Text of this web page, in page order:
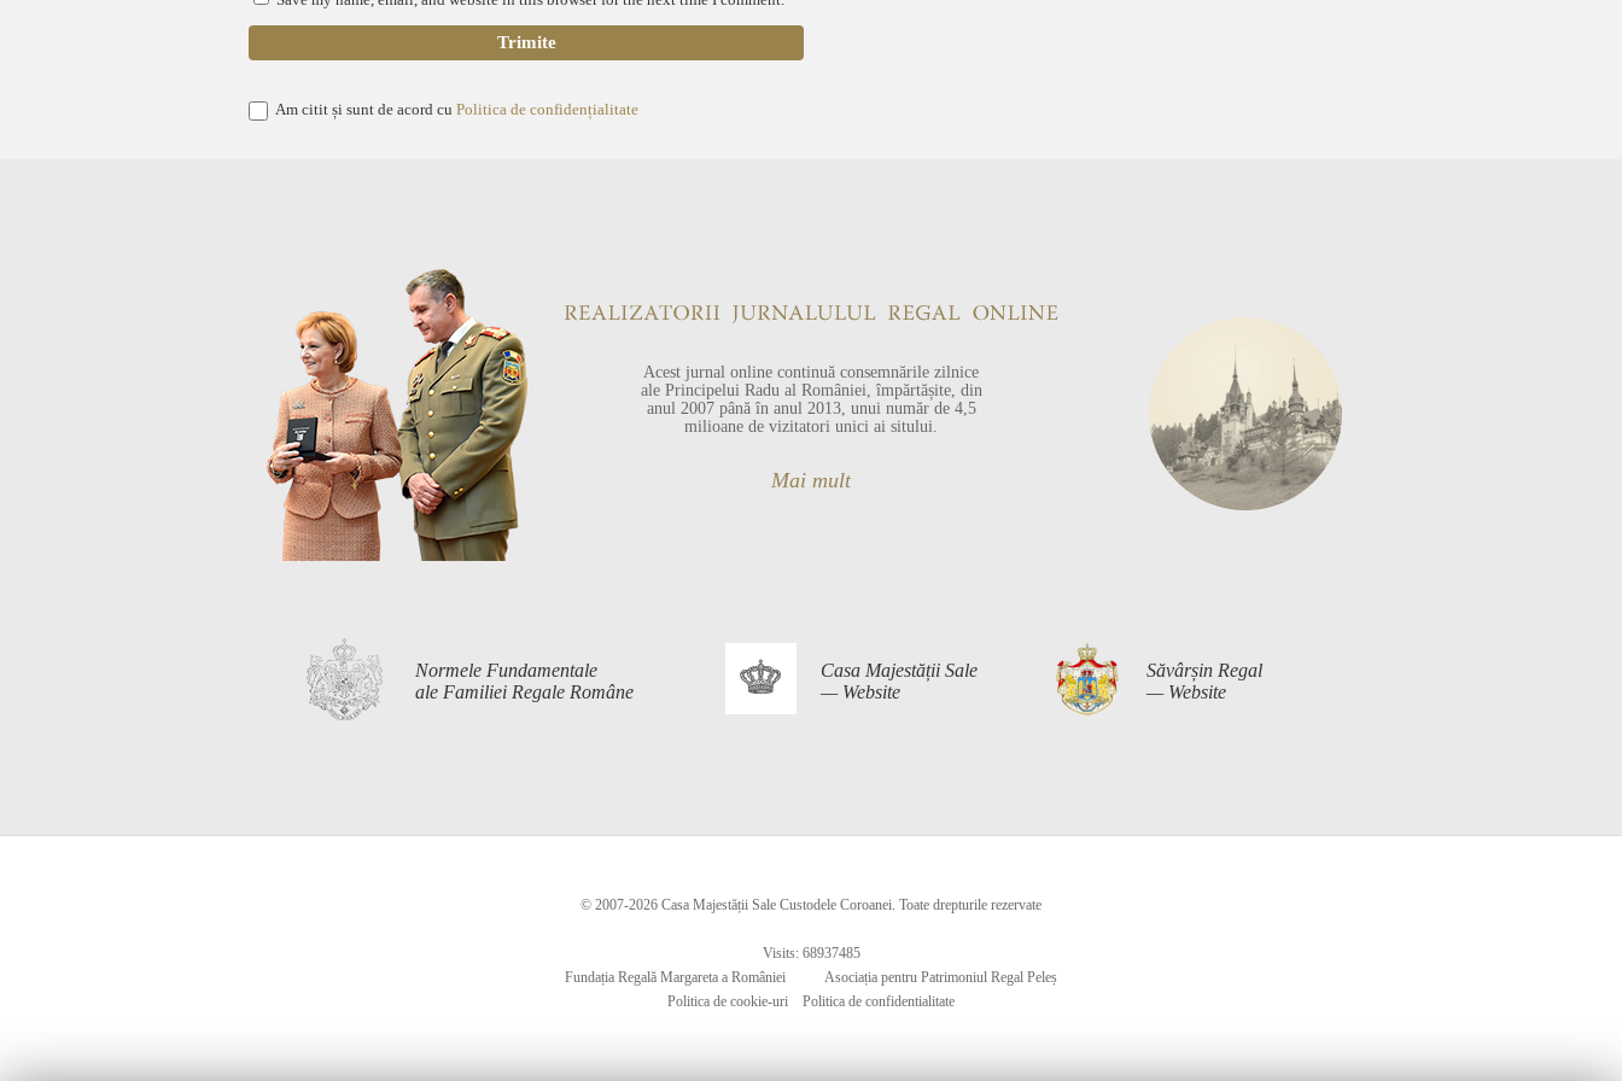
Am citit și sunt de acord cu Politica de confidențialitate
Acest jurnal online continuă consemnările zilnice
ale Principelui Radu al României, împărtășite, din
anul 2007 până în anul 2013, unui număr de 4,5
milioane de vizitatori unici ai sitului.
Mai mult
Normele Fundamentale
ale Familiei Regale Române
Casa Majestății Sale
— Website
Săvârșin Regal
— Website
© 2007-2026 Casa Majestății Sale Custodele Coroanei. Toate drepturile rezervate
Visits: 68937485
Fundația Regală Margareta a României
Asociația pentru Patrimoniul Regal Peleș
Politica de cookie-uri
Politica de confidentialitate